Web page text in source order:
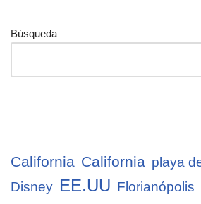
Búsqueda
California California playa
Disney
EE.UU Florianópolis